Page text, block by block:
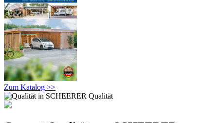
Zum Katalog >>